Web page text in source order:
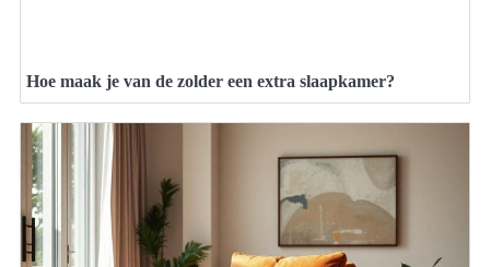
Hoe maak je van de zolder een extra slaapkamer?